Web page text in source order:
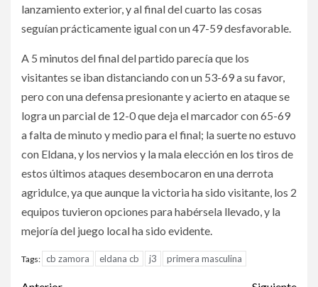
lanzamiento exterior, y al final del cuarto las cosas
seguían prácticamente igual con un 47-59 desfavorable.
A 5 minutos del final del partido parecía que los
visitantes se iban distanciando con un 53-69 a su favor,
pero con una defensa presionante y acierto en ataque se
logra un parcial de 12-0 que deja el marcador con 65-69
a falta de minuto y medio para el final; la suerte no estuvo
con Eldana, y los nervios y la mala elección en los tiros de
estos últimos ataques desembocaron en una derrota
agridulce, ya que aunque la victoria ha sido visitante, los 2
equipos tuvieron opciones para habérsela llevado, y la
mejoría del juego local ha sido evidente.
Tags: cb zamora eldana cb j3 primera masculina